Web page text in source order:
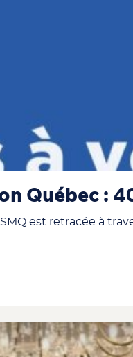
Québec :
est retracée à